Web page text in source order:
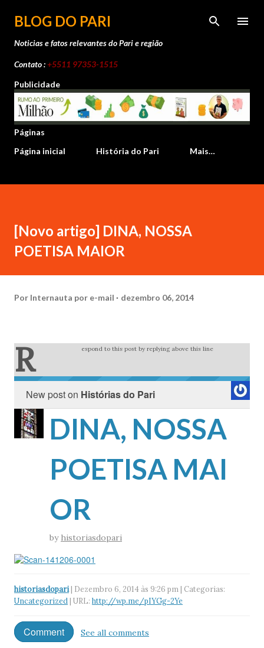
Pular para o conteúdo principal
BLOG DO PARI
Noticias e fatos relevantes do Pari e região
Contato :+5511 97353-1515
Publicidade
Páginas
Página inicial
História do Pari Mais…
[Novo artigo] DINA, NOSSA
POETISA MAIOR
Por Internauta por e-mail dezembro 06, 2014
R espond to this post by replying above this line
New post on Histórias do Pari
DINA, NOSSA
POETISA MAI
OR
by historiasdopari
historiasdopari| Dezembro 6, 2014 às 9:26 pm | Categorias:
Uncategorized | URL: http://wp.me/pIYGg-2Ye
Comment See all comments